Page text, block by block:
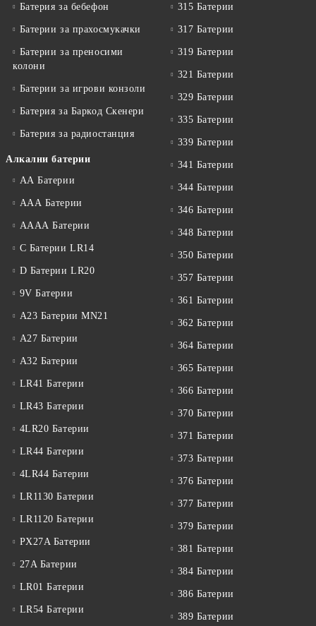
Батерия за бебефон
Батерии за прахосмукачки
Батерии за преносими
колони
Батерии за игрови конзоли
Батерия за Баркод Скенери
Батерия за радиостанция
Алкални батерии
АА Батерии
ААА Батерии
АААА Батерии
C Батерии LR14
D Батерии LR20
9V Батерии
A23 Батерии MN21
A27 Батерии
A32 Батерии
LR41 Батерии
LR43 Батерии
4LR20 Батерии
LR44 Батерии
4LR44 Батерии
LR1130 Батерии
LR1120 Батерии
PX27A Батерии
27A Батерии
LR01 Батерии
LR54 Батерии
315 Батерии
317 Батерии
319 Батерии
321 Батерии
329 Батерии
335 Батерии
339 Батерии
341 Батерии
344 Батерии
346 Батерии
348 Батерии
350 Батерии
357 Батерии
361 Батерии
362 Батерии
364 Батерии
365 Батерии
366 Батерии
370 Батерии
371 Батерии
373 Батерии
376 Батерии
377 Батерии
379 Батерии
381 Батерии
384 Батерии
386 Батерии
389 Батерии